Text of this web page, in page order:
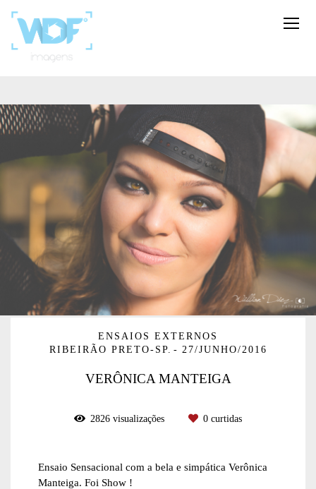
ENSAIOS EXTERNOS
RIBEIRÃO PRETO-SP.
27/JUNHO/2016
VERÔNICA MANTEIGA
2826 visualizações 0 curtidas
Ensaio Sensacional com a bela e simpática Verônica
Manteiga. Foi Show !